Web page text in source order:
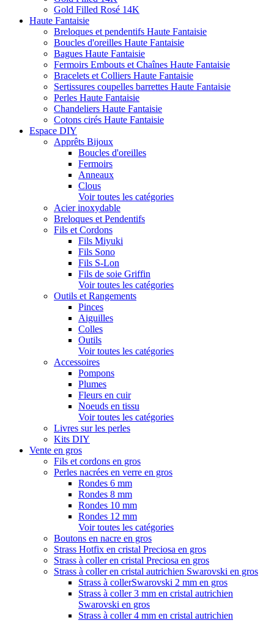
Gold Filled Rosé 14K
Haute Fantaisie
Breloques et pendentifs Haute Fantaisie
Boucles d'oreilles Haute Fantaisie
Bagues Haute Fantaisie
Fermoirs Embouts et Chaînes Haute Fantaisie
Bracelets et Colliers Haute Fantaisie
Sertissures coupelles barrettes Haute Fantaisie
Perles Haute Fantaisie
Chandeliers Haute Fantaisie
Cotons cirés Haute Fantaisie
Espace DIY
Apprêts Bijoux
Boucles d'oreilles
Fermoirs
Anneaux
Clous
Voir toutes les catégories
Acier inoxydable
Breloques et Pendentifs
Fils et Cordons
Fils Miyuki
Fils Sono
Fils S-Lon
Fils de soie Griffin
Voir toutes les catégories
Outils et Rangements
Pinces
Aiguilles
Colles
Outils
Voir toutes les catégories
Accessoires
Pompons
Plumes
Fleurs en cuir
Noeuds en tissu
Voir toutes les catégories
Livres sur les perles
Kits DIY
Vente en gros
Fils et cordons en gros
Perles nacrées en verre en gros
Rondes 6 mm
Rondes 8 mm
Rondes 10 mm
Rondes 12 mm
Voir toutes les catégories
Boutons en nacre en gros
Strass Hotfix en cristal Preciosa en gros
Strass à coller en cristal Preciosa en gros
Strass à coller en cristal autrichien Swarovski en gros
Strass à collerSwarovski 2 mm en gros
Strass à coller 3 mm en cristal autrichien
Swarovski en gros
Strass à coller 4 mm en cristal autrichien